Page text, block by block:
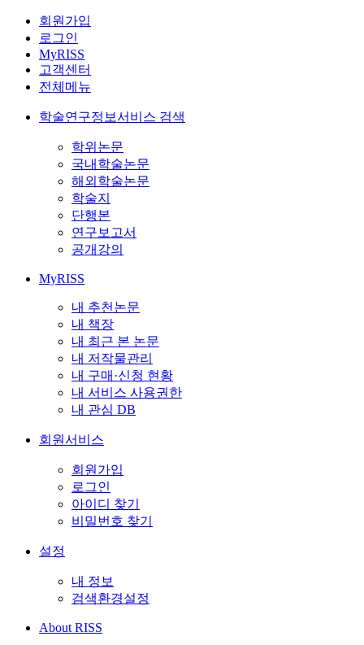
회원가입
로그인
MyRISS
고객센터
전체메뉴
학술연구정보서비스 검색
학위논문
국내학술논문
해외학술논문
학술지
단행본
연구보고서
공개강의
MyRISS
내 추천논문
내 책장
내 최근 본 논문
내 저작물관리
내 구매·신청 현황
내 서비스 사용권한
내 관심 DB
회원서비스
회원가입
로그인
아이디 찾기
비밀번호 찾기
설정
내 정보
검색환경설정
About RISS